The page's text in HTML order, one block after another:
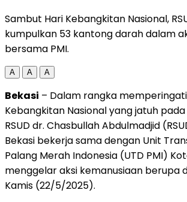
Sambut Hari Kebangkitan Nasional,
kumpulkan 53 kantong darah dalam
bersama PMI.
A A A
Bekasi – Dalam rangka
Kebangkitan Nasional yang jatuh pada
RSUD dr. Chasbullah Abdulmadjid
Bekasi bekerja sama dengan Unit
Palang Merah Indonesia (UTD PMI)
menggelar aksi kemanusiaan berupa
Kamis (22/5/2025).